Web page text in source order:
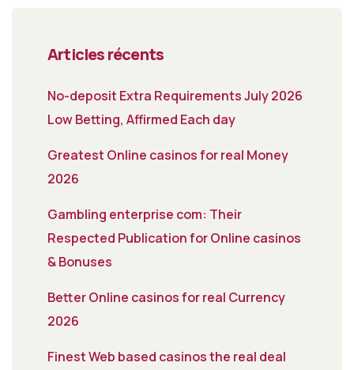
Articles récents
No-deposit Extra Requirements July 2026
Low Betting, Affirmed Each day
Greatest Online casinos for real Money
2026
Gambling enterprise com: Their
Respected Publication for Online casinos
& Bonuses
Better Online casinos for real Currency
2026
Finest Web based casinos the real deal